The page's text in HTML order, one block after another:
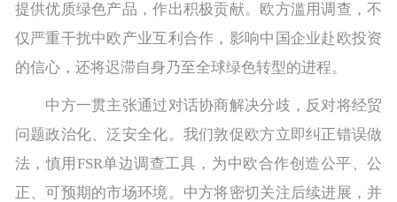
提供优质绿色产品，作出积极贡献。欧方滥用调查，不
仅严重干扰中欧产业互利合作，影响中国企业赴欧投资
的信心，还将迟滞自身乃至全球绿色转型的进程。
中方一贯主张通过对话协商解决分歧，反对将经贸
问题政治化、泛安全化。我们敦促欧方立即纠正错误做
法，慎用FSR单边调查工具，为中欧合作创造公平、公
正、可预期的市场环境。中方将密切关注后续进展，并